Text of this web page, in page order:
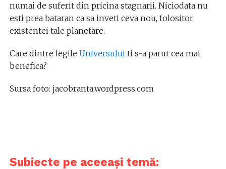
numai de suferit din pricina stagnarii. Niciodata nu
esti prea bataran ca sa inveti ceva nou, folositor
existentei tale planetare.
Care dintre legile Universului ti s-a parut cea mai
benefica?
Sursa foto: jacobranta.wordpress.com
Subiecte pe aceeași temă: